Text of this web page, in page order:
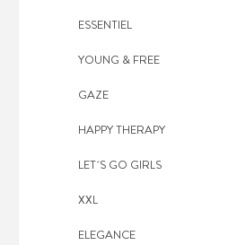
ESSENTIEL
YOUNG & FREE
GAZE
HAPPY THERAPY
LET´S GO GIRLS
XXL
ELEGANCE